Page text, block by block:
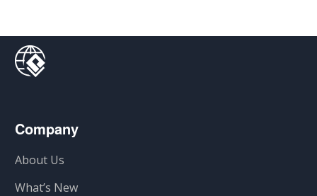
Company
About Us
What’s New